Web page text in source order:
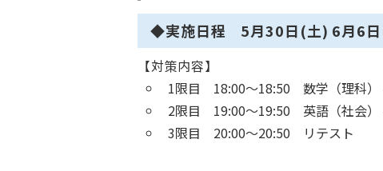
◆実施日程 5月30日(土) 6月6
【対策内容】
1限目 18:00～18:50 数学（理科）
2限目 19:00～19:50 英語（社会）
3限目 20:00～20:50 リテスト